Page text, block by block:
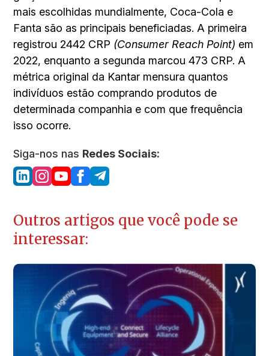
mais escolhidas mundialmente, Coca-Cola e
Fanta são as principais beneficiadas. A primeira
registrou 2442 CRP (Consumer Reach Point) em
2022, enquanto a segunda marcou 473 CRP. A
métrica original da Kantar mensura quantos
indivíduos estão comprando produtos de
determinada companhia e com que frequência
isso ocorre.
Siga-nos nas Redes Sociais:
Outros artigos que você pode se
interessar: